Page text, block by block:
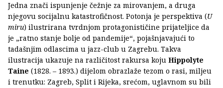
Jedna znači ispunjenje čežnje za mirovanjem, a druga
njegovu socijalnu katastrofičnost. Potonja je perspektiva (U
miru) ilustrirana tvrdnjom protagonističine prijateljice da
je „ratno stanje bolje od pandemije“, pojašnjavajući to
tadašnjim odlascima u jazz-club u Zagrebu. Takva
ilustracija ukazuje na različitost rakursa koju Hippolyte
Taine (1828. – 1893.) dijelom obrazlaže tezom o rasi, miljeu
i trenutku: Zagreb, Split i Rijeka, srećom, uglavnom su bili